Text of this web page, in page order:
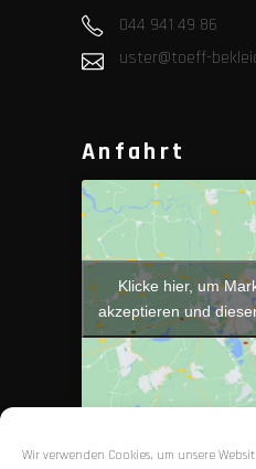
Wir verwenden Cookies, um unsere
044 941 49 86
uster@toeff-
Anfahrt
Klicke hier, um
akzeptieren und